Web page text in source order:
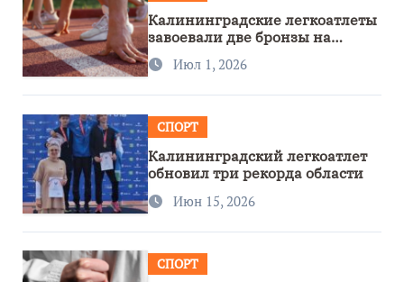
Калининградские легкоатлеты
завоевали две бронзы на
первенстве России
Июл 1, 2026
СПОРТ
Калининградский легкоатлет
обновил три рекорда области
Июн 15, 2026
СПОРТ